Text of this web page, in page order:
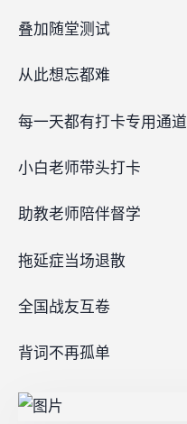
叠加随堂测试
从此想忘都难
每一天都有打卡专用通道‍‍
小白老师带头打卡
助教老师陪伴督学
拖延症当场退散
全国战友互卷
背词不再孤单